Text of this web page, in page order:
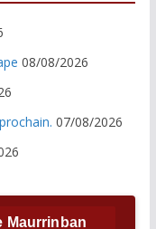
08/08/2026
07/08/2026
Maurrinban